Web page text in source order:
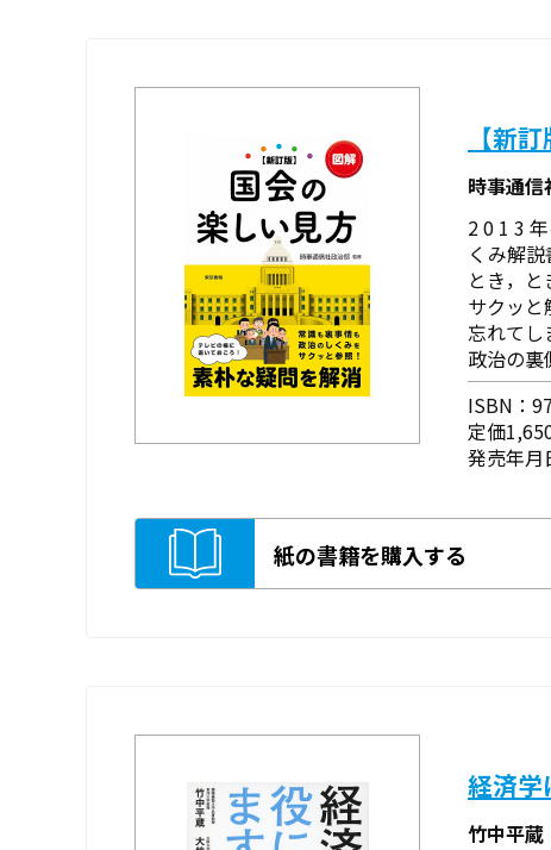
【新
時事通
2 0 1 3
くみ解
とき，
サクッと
忘れてし
政治の
ISBN：
定価
発売年月
紙の書籍を購入する
経済学
竹中平